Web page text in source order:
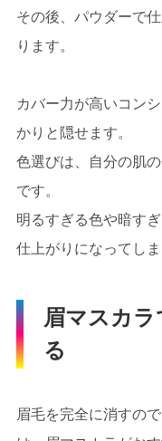
その後、パウダーで
ります。
カバー力が高いコン
かりと隠せます。
色選びは、自分の肌
です。
明るすぎる色や暗す
仕上がりになってしま
眉マスカ
る
眉毛を完全に消すの